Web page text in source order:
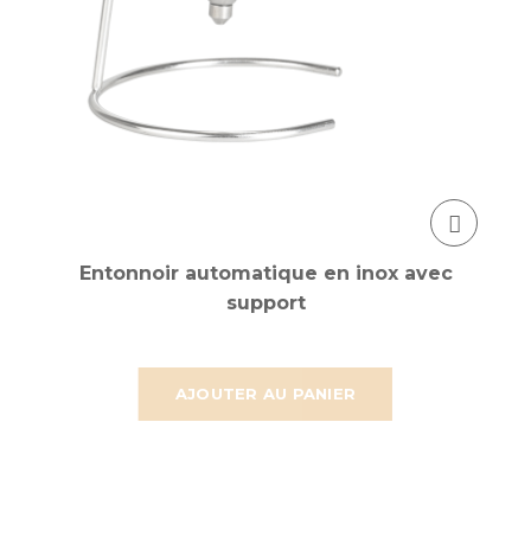
AJOUTER AU PANIER
Entonnoir automatique en inox avec
support